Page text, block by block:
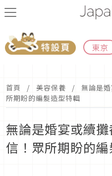
東京
首頁 美容保養
無論是
所期盼的編髮造型特輯
無論是婚宴或續
信！眾所期盼的